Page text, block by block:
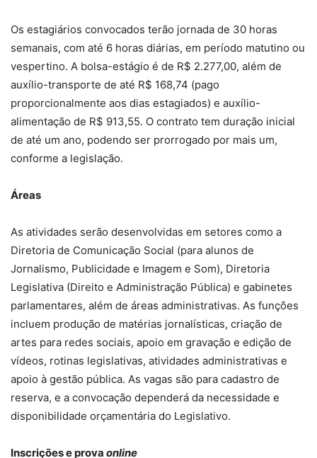
Os estagiários convocados terão jornada de 30 horas
semanais, com até 6 horas diárias, em período matutino ou
vespertino. A bolsa-estágio é de R$ 2.277,00, além de
auxílio-transporte de até R$ 168,74 (pago
proporcionalmente aos dias estagiados) e auxílio-
alimentação de R$ 913,55. O contrato tem duração inicial
de até um ano, podendo ser prorrogado por mais um,
conforme a legislação.
Áreas
As atividades serão desenvolvidas em setores como a
Diretoria de Comunicação Social (para alunos de
Jornalismo, Publicidade e Imagem e Som), Diretoria
Legislativa (Direito e Administração Pública) e gabinetes
parlamentares, além de áreas administrativas. As funções
incluem produção de matérias jornalísticas, criação de
artes para redes sociais, apoio em gravação e edição de
vídeos, rotinas legislativas, atividades administrativas e
apoio à gestão pública. As vagas são para cadastro de
reserva, e a convocação dependerá da necessidade e
disponibilidade orçamentária do Legislativo.
Inscrições e prova online